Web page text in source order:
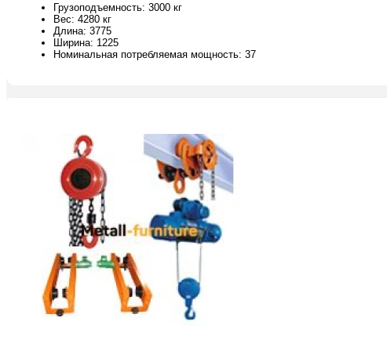
Грузоподъемность: 3000 кг
Вес: 4280 кг
Длина: 3775
Ширина: 1225
Номинальная потребляемая мощность: 37